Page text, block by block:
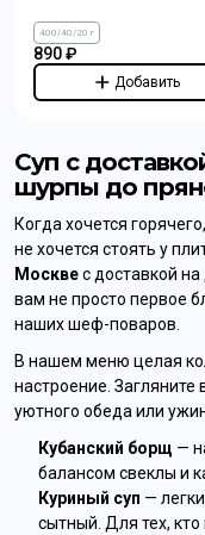
400/40/20 г
890 ₽
Добавить
Суп с
шурпы до
Когда хочется
не хочется стоять у
Москвес доставкой
вам не просто первое
наших шеф-поваров.
В нашем меню целая
настроение. Загляните
уютного обеда или
Кубанский борщ —
балансом свеклы и
Куриный суп —
сытный. Для тех, кто